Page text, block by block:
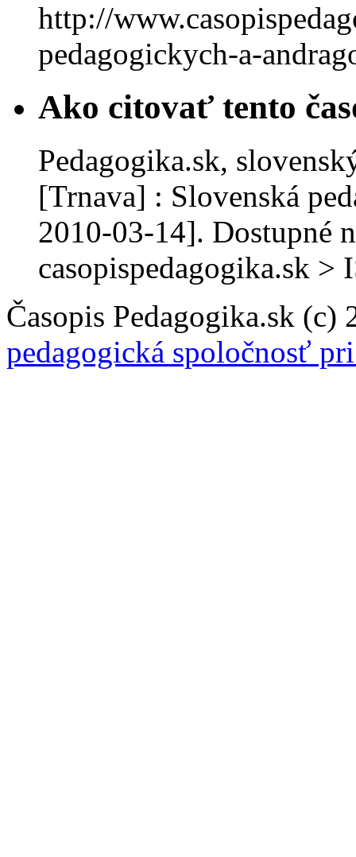
http://
pedagogickych-a-
Ako citovať tento
Pedagogika.sk,
[Trnava] : Slovenská
2010-03-14]. Dostupné
casopispedagogika.sk >
Časopis Pedagogika.sk
pedagogická spoločnosť